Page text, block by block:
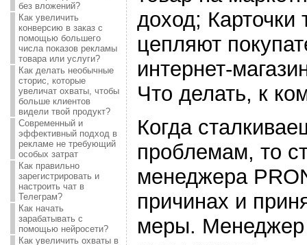
без вложений?
Как увеличить
конверсию в заказ с
помощью большего
числа показов рекламы
товара или услуги?
Как делать необычные
сторис, которые
увеличат охваты, чтобы
больше клиентов
видели твой продукт?
Современный и
эффективный подход в
рекламе не требующий
особых затрат
Как правильно
зарегистрировать и
настроить чат в
Телеграм?
Как начать
зарабатывать с
помощью нейросети?
Как увеличить охваты в
доход; Карточки
цепляют
интернет-
Что делать, к
Когда
проблемам, то
менеджера
причинах и
меры. Менеджер